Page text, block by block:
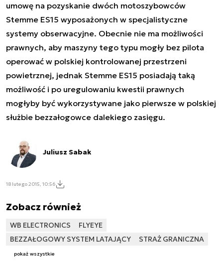
umowę na pozyskanie dwóch motoszybowców
Stemme ES15 wyposażonych w specjalistyczne
systemy obserwacyjne. Obecnie nie ma możliwości
prawnych, aby maszyny tego typu mogły bez pilota
operować w polskiej kontrolowanej przestrzeni
powietrznej, jednak Stemme ES15 posiadają taką
możliwość i po uregulowaniu kwestii prawnych
mogłyby być wykorzystywane jako pierwsze w polskiej
służbie bezzałogowce dalekiego zasięgu.
Juliusz Sabak
18 lutego 2015, 10:56
Zobacz również
WB ELECTRONICS
FLYEYE
BEZZAŁOGOWY SYSTEM LATAJĄCY
STRAŻ GRANICZNA
pokaż wszystkie